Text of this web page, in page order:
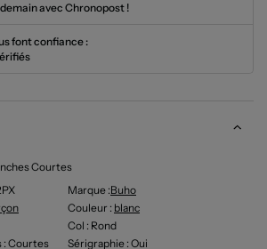
avec Chronopost !
font confiance :
Courtes
Marque :Buho
Couleur : blanc
Col : Rond
: Courtes Sérigraphie : Oui